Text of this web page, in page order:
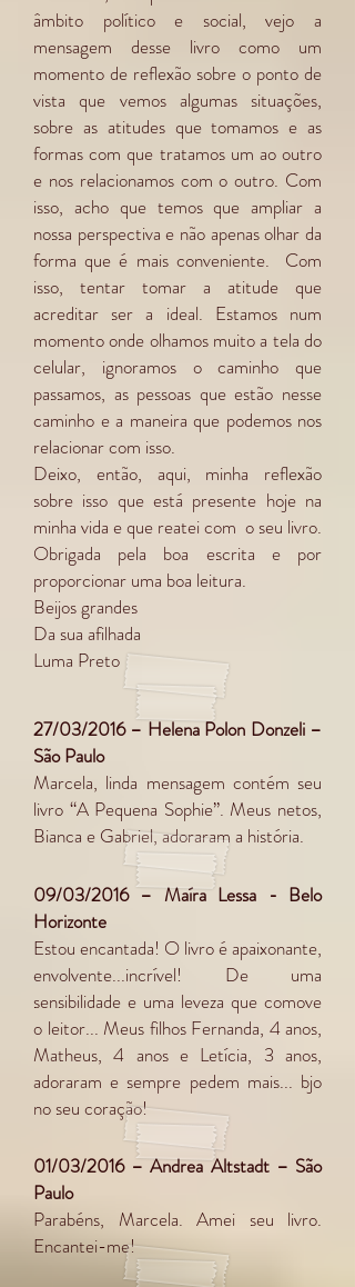
âmbito político e social, vejo a
mensagem desse livro como um
momento de reflexão sobre o ponto de
vista que vemos algumas situações,
sobre as atitudes que tomamos e as
formas com que tratamos um ao outro
e nos relacionamos com o outro. Com
isso, acho que temos que ampliar a
nossa perspectiva e não apenas olhar da
forma que é mais conveniente. Com
isso, tentar tomar a atitude que
acreditar ser a ideal. Estamos num
momento onde olhamos muito a tela do
celular, ignoramos o caminho que
passamos, as pessoas que estão nesse
caminho e a maneira que podemos nos
relacionar com isso.
Deixo, então, aqui, minha reflexão
sobre isso que está presente hoje na
minha vida e que reatei com o seu livro.
Obrigada pela boa escrita e por
proporcionar uma boa leitura.
Beijos grandes
Da sua afilhada
Luma Preto
27/03/2016 – Helena Polon Donzeli –
São Paulo
Marcela, linda mensagem contém seu
livro “A Pequena Sophie”. Meus netos,
Bianca e Gabriel, adoraram a história.
09/03/2016 – Maíra Lessa - Belo
Horizonte
Estou encantada! O livro é apaixonante,
envolvente...incrível! De uma
sensibilidade e uma leveza que comove
o leitor... Meus filhos Fernanda, 4 anos,
Matheus, 4 anos e Letícia, 3 anos,
adoraram e sempre pedem mais... bjo
no seu coração!
01/03/2016 – Andrea Altstadt – São
Paulo
Parabéns, Marcela. Amei seu livro.
Encantei-me!